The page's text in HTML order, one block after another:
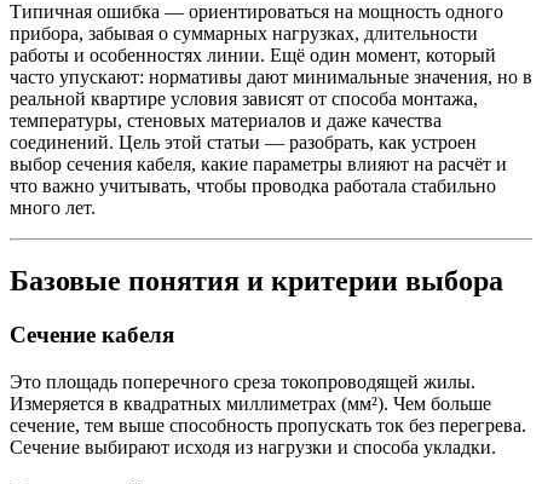
Типичная ошибка — ориентироваться на мощность одного
прибора, забывая о суммарных нагрузках, длительности
работы и особенностях линии. Ещё один момент, который
часто упускают: нормативы дают минимальные значения, но в
реальной квартире условия зависят от способа монтажа,
температуры, стеновых материалов и даже качества
соединений. Цель этой статьи — разобрать, как устроен
выбор сечения кабеля, какие параметры влияют на расчёт и
что важно учитывать, чтобы проводка работала стабильно
много лет.
Базовые понятия и критерии выбора
Сечение кабеля
Это площадь поперечного среза токопроводящей жилы.
Измеряется в квадратных миллиметрах (мм²). Чем больше
сечение, тем выше способность пропускать ток без перегрева.
Сечение выбирают исходя из нагрузки и способа укладки.